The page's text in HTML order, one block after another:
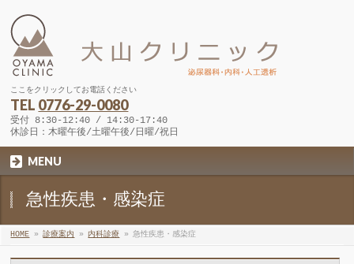
ここをクリックしてお電話ください
TEL 0776-29-0080
受付 8:30-12:40 / 14:30-17:40
休診日：木曜午後/土曜午後/日曜/祝日
MENU
急性疾患・感染症
HOME » 診療案内 » 内科診療 » 急性疾患・感染症